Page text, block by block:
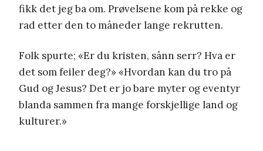
fikk det jeg ba om. Prøvelsene kom på rekke og
rad etter den to måneder lange rekrutten.
Folk spurte; «Er du kristen, sånn serr? Hva er
det som feiler deg?» «Hvordan kan du tro på
Gud og Jesus? Det er jo bare myter og eventyr
blanda sammen fra mange forskjellige land og
kulturer.»